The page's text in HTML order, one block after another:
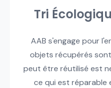
Tri
AAB s'engage pour
objets récupérés
peut être réutilisé est
ce qui est réparable